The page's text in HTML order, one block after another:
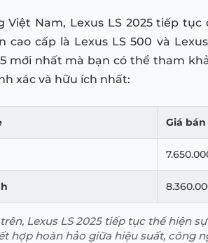
Việt Nam, Lexus LS 2025 tiếp
cao cấp là Lexus LS 500 và
mới nhất mà bạn có thể tham
xác và hữu ích nhất:
Giá
Lexus LS 2025 tiếp tục thể hiện
hợp hoàn hảo giữa hiệu suất, công